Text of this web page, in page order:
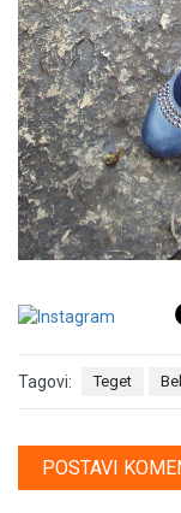
Tagovi: Teget
POSTAVI